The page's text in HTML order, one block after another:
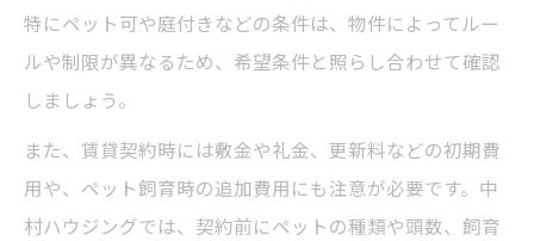
特にペット可や庭付きなどの条件は、物件によってルー
ルや制限が異なるため、希望条件と照らし合わせて確認
しましょう。
また、賃貸契約時には敷金や礼金、更新料などの初期費
用や、ペット飼育時の追加費用にも注意が必要です。中
村ハウジングでは、契約前にペットの種類や頭数、飼育